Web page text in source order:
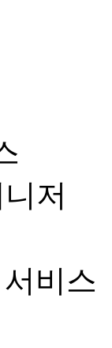
저
비스